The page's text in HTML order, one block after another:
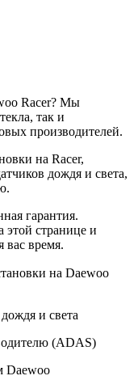
Racer? Мы
так и
производителей.
на Racer,
дождя и света,
гарантия.
этой странице и
вас время.
на Daewoo
и света
(ADAS)
Daewoo